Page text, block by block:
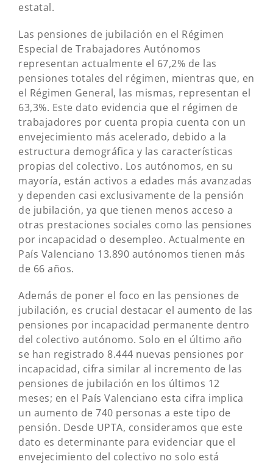
estatal.
Las pensiones de jubilación en el Régimen
Especial de Trabajadores Autónomos
representan actualmente el 67,2% de las
pensiones totales del régimen, mientras que, en
el Régimen General, las mismas, representan el
63,3%. Este dato evidencia que el régimen de
trabajadores por cuenta propia cuenta con un
envejecimiento más acelerado, debido a la
estructura demográfica y las características
propias del colectivo. Los autónomos, en su
mayoría, están activos a edades más avanzadas
y dependen casi exclusivamente de la pensión
de jubilación, ya que tienen menos acceso a
otras prestaciones sociales como las pensiones
por incapacidad o desempleo. Actualmente en
País Valenciano 13.890 autónomos tienen más
de 66 años.
Además de poner el foco en las pensiones de
jubilación, es crucial destacar el aumento de las
pensiones por incapacidad permanente dentro
del colectivo autónomo. Solo en el último año
se han registrado 8.444 nuevas pensiones por
incapacidad, cifra similar al incremento de las
pensiones de jubilación en los últimos 12
meses; en el País Valenciano esta cifra implica
un aumento de 740 personas a este tipo de
pensión. Desde UPTA, consideramos que este
dato es determinante para evidenciar que el
envejecimiento del colectivo no solo está